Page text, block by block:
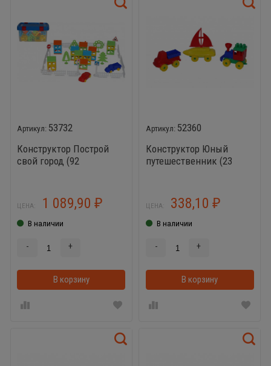
53732
Конструктор Построй
свой город (92
ЦЕНА: 1 089,90 ₽
В наличии
- +
В корзину
52360
Конструктор Юный
путешественник (23
ЦЕНА: 338,10₽
В наличии
- +
В корзину